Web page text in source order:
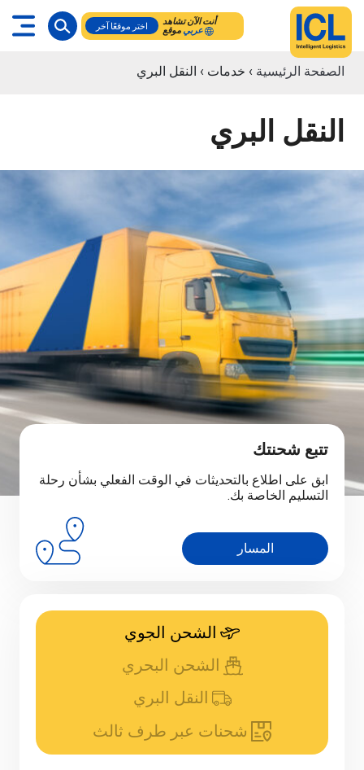
أنت الآن تشاهد
عربي موقع اختر موقعًا آخر
الصفحة الرئيسية › خدمات › النقل البري
النقل البري
تتبع شحنتك
ابق على اطلاع بالتحديثات في الوقت الفعلي بشأن رحلة
التسليم الخاصة بك.
المسار
الشحن الجوي
الشحن البحري
النقل البري
شحنات عبر طرف ثالث